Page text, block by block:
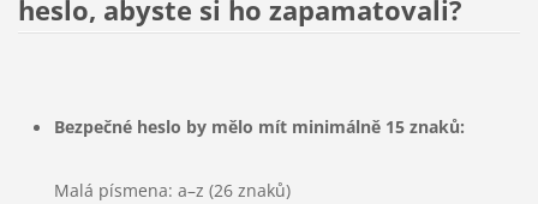
heslo, abyste si ho zapamatovali?
Bezpečné heslo by mělo mít minimálně 15 znaků:
Malá písmena: a–z (26 znaků)